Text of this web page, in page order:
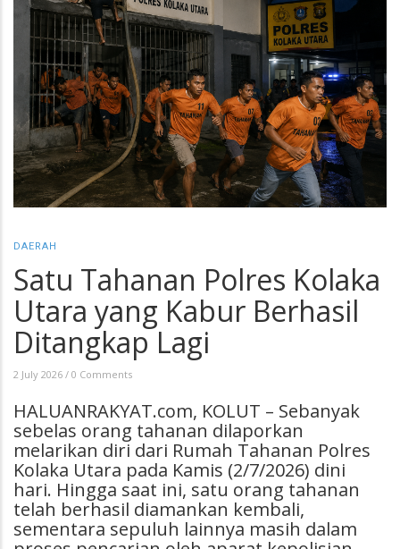
DAERAH
Satu Tahanan Polres Kolaka
Utara yang Kabur Berhasil
Ditangkap Lagi
2 July 2026 / 0 Comments
HALUANRAKYAT.com, KOLUT – Sebanyak
sebelas orang tahanan dilaporkan
melarikan diri dari Rumah Tahanan Polres
Kolaka Utara pada Kamis (2/7/2026) dini
hari. Hingga saat ini, satu orang tahanan
telah berhasil diamankan kembali,
sementara sepuluh lainnya masih dalam